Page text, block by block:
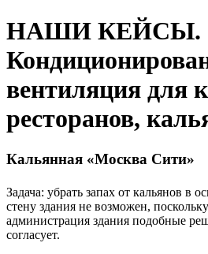
НАШИ КЕЙСЫ.
вентиляция для
ресторанов,
Кальянная «Москва Сити»
Задача: убрать запах от кальянов в
стену здания не возможен,
администрация здания подобные
согласует.